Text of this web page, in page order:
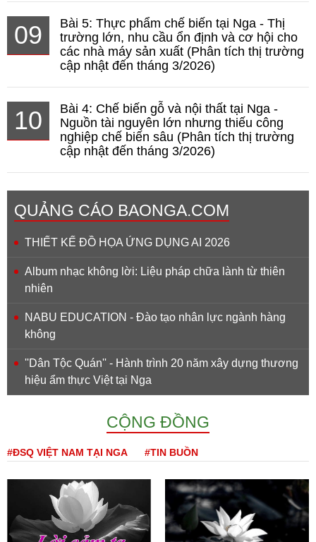
09
Bài 5: Thực phẩm chế biến tại Nga - Thị
trường lớn, nhu cầu ổn định và cơ hội cho
các nhà máy sản xuất (Phân tích thị trường
cập nhật đến tháng 3/2026)
10
Bài 4: Chế biến gỗ và nội thất tại Nga -
Nguồn tài nguyên lớn nhưng thiếu công
nghiệp chế biến sâu (Phân tích thị trường
cập nhật đến tháng 3/2026)
QUẢNG CÁO BAONGA.COM
THIẾT KẾ ĐỒ HỌA ỨNG DỤNG AI 2026
Album nhạc không lời: Liệu pháp chữa lành từ thiên
nhiên
NABU EDUCATION - Đào tạo nhân lực ngành hàng
không
''Dân Tộc Quán'' - Hành trình 20 năm xây dựng thương
hiệu ẩm thực Việt tại Nga
CỘNG ĐỒNG
#ĐSQ VIỆT NAM TẠI NGA #TIN BUỒN